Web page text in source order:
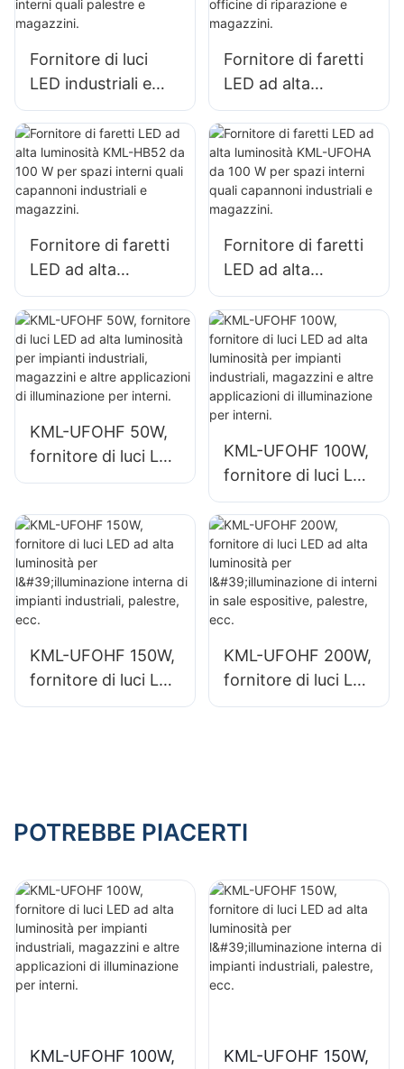
fabbriche,
fabbriche,
Fornitore di luci
LED industriali e
minerarie KML-
HB30 da 150 W per
spazi interni quali
palestre e
magazzini.
Fornitore di faretti
LED ad alta
potenza KML-HB50
da 150 W per spazi
interni quali officine
di riparazione e
magazzini.
Fornitore di faretti
LED ad alta
luminosità KML-
HB52 da 100 W per
spazi interni quali
capannoni
industriali e
Fornitore di faretti
LED ad alta
luminosità KML-
UFOHA da 100 W
per spazi interni
quali capannoni
industriali e
magazzini.
KML-UFOHF 50W,
fornitore di luci LED
ad alta luminosità
industriali,
magazzini e altre
applicazioni di
illuminazione per
interni.
KML-UFOHF 100W,
fornitore di luci LED
ad alta luminosità
per impianti
industriali,
magazzini e altre
applicazioni di
illuminazione per
interni.
KML-UFOHF 150W,
fornitore di luci LED
ad alta luminosità
KML-UFOHF 200W,
fornitore di luci LED
ad alta luminosità
POTREBBE PIACERTI
KML-UFOHF 100W,
KML-UFOHF 150W,